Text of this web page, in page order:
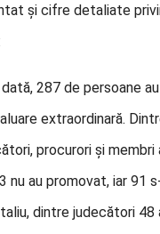
și cifre detaliate
dată, 287 de persoane
extraordinară.
procurori și
nu au promovat, iar 91
dintre judecători 48